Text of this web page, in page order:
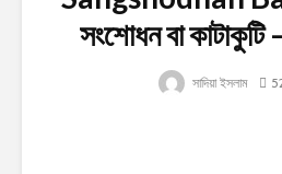
সংশোধন বা কাটাকুটি
সাদিয়া ইসলাম